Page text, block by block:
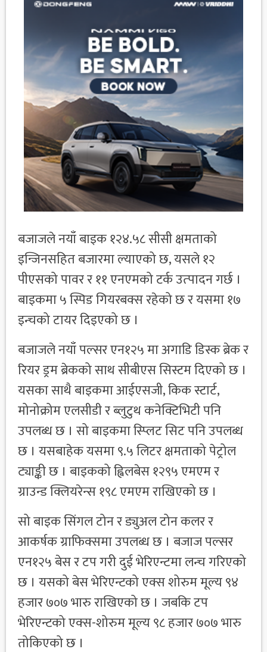
बजाजले नयाँ बाइक १२४.५८ सीसी क्षमताको
इन्जिनसहित बजारमा ल्याएको छ, यसले १२
पीएसको पावर र ११ एनएमको टर्क उत्‍पादन गर्छ ।
बाइकमा ५ स्पिड गियरबक्स रहेको छ र यसमा १७
इन्चको टायर दिइएको छ ।
बजाजले नयाँ पल्सर एन१२५ मा अगाडि डिस्क ब्रेक र
रियर ड्रम ब्रेकको साथ सीबीएस सिस्टम दिएको छ ।
यसका साथै बाइकमा आईएसजी, किक स्टार्ट,
मोनोक्रोम एलसीडी र ब्लुटुथ कनेक्टिभिटी पनि
उपलब्ध छ । सो बाइकमा स्प्लिट सिट पनि उपलब्ध
छ । यसबाहेक यसमा ९.५ लिटर क्षमताको पेट्रोल
ट्याङ्की छ । बाइकको ह्विलबेस १२९५ एमएम र
ग्राउन्ड क्लियरेन्स १९८ एमएम राखिएको छ ।
सो बाइक सिंगल टोन र ड्युअल टोन कलर र
आकर्षक ग्राफिक्समा उपलब्ध छ । बजाज पल्सर
एन१२५ बेस र टप गरी दुई भेरिएन्टमा लन्च गरिएको
छ । यसको बेस भेरिएन्टको एक्स शोरुम मूल्य ९४
हजार ७०७ भारु राखिएको छ । जबकि टप
भेरिएन्टको एक्स-शोरुम मूल्य ९८ हजार ७०७ भारु
तोकिएको छ ।